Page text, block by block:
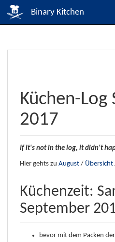
Binary Kitchen
Küchen-
2017
If it's not in the log, it didn't
Hier gehts zu August / Übersicht
Küchenzeit:
September
bevor mit dem Packen